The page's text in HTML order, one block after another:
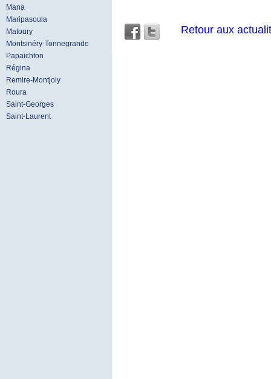
Mana
Maripasoula
Matoury
Montsinéry-Tonnegrande
Papaichton
Régina
Remire-Montjoly
Roura
Saint-Georges
Saint-Laurent
Retour aux